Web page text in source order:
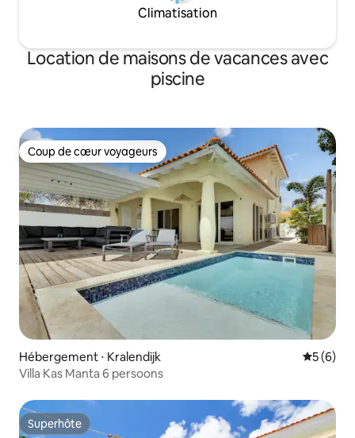
Climatisation
Location de maisons de vacances avec
piscine
Coup de cœur voyageurs
Coup de cœur voyageurs
Hébergement ⋅ Kralendijk
5 (6)
Villa Kas Manta 6 persoons
Superhôte
Superhôte